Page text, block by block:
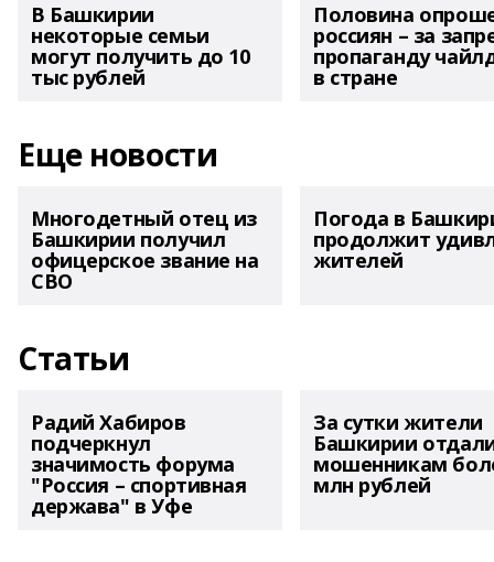
В Башкирии
некоторые семьи
могут получить до 10
тыс рублей
Половина
россиян – за
пропаганду
в стране
Еще новости
Многодетный отец из
Башкирии получил
офицерское звание на
СВО
Погода в
продолжит
жителей
Статьи
Радий Хабиров
подчеркнул
значимость форума
"Россия – спортивная
держава" в Уфе
За сутки жители
Башкирии
мошенникам
млн рублей